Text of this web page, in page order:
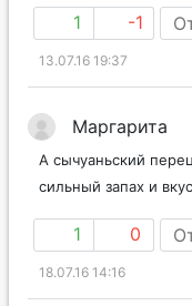
1 -1
13.07.16 19:37
Маргарита
А сычуаньский
сильный запах и
1 0
18.07.16 14:16